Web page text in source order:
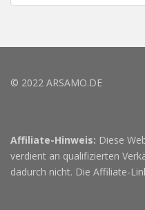
© 2022 ARSAMO.DE
Affiliate-Hinweis: Diese
verdient an qualifizierten
dadurch nicht. Die Affiliate-